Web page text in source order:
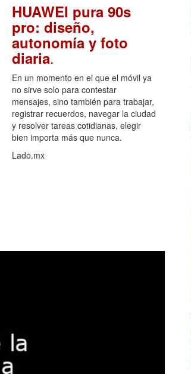
HUAWEI pura 90s
pro: diseño,
autonomía y foto
diaria.
En un momento en el que el móvil ya
no sirve solo para contestar
mensajes, sino también para trabajar,
registrar recuerdos, navegar la ciudad
y resolver tareas cotidianas, elegir
bien importa más que nunca.
Lado.mx